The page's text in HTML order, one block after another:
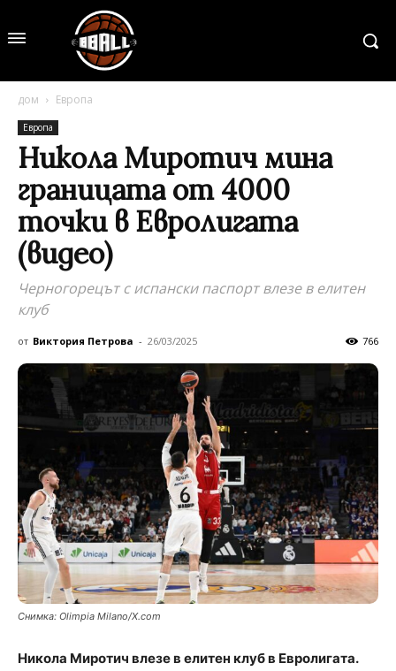
дом Европа
Европа
Никола Миротич мина
границата от 4000
точки в Евролигата
(видео)
Черногорецът с испански паспорт влезе в елитен
клуб
от Виктория Петрова - 26/03/2025 766
Снимка: Olimpia Milano/X.com
Никола Миротич влезе в елитен клуб в Евролигата.